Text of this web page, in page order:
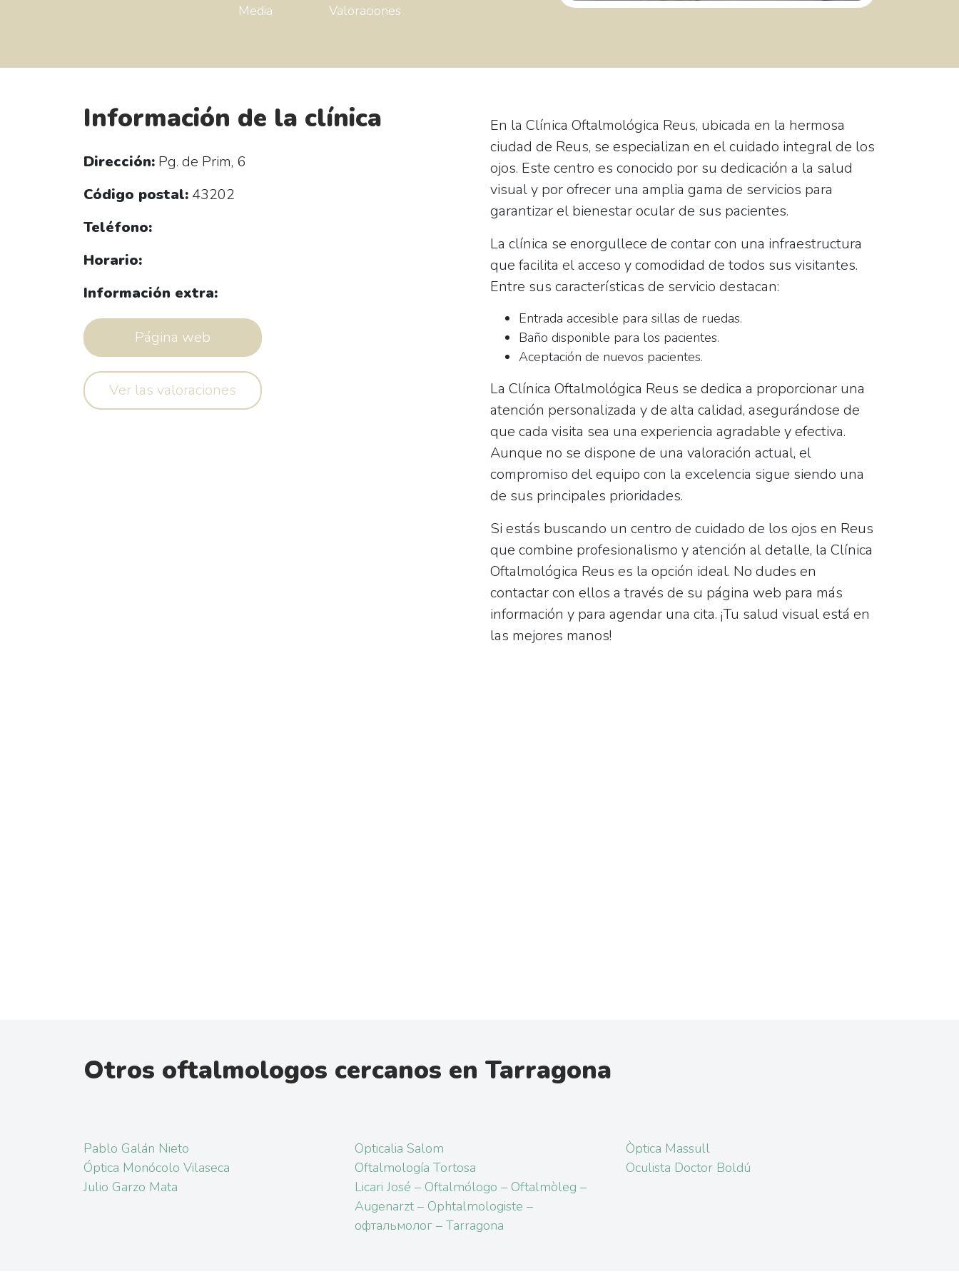
Media
Valoraciones
Información de la clínica
Dirección: Pg. de Prim, 6
Código postal: 43202
Teléfono:
Horario:
Información extra:
Página web
Ver las valoraciones
En la Clínica Oftalmológica Reus, ubicada en la hermosa
ciudad de Reus, se especializan en el cuidado integral de los
ojos. Este centro es conocido por su dedicación a la salud
visual y por ofrecer una amplia gama de servicios para
garantizar el bienestar ocular de sus pacientes.
La clínica se enorgullece de contar con una infraestructura
que facilita el acceso y comodidad de todos sus visitantes.
Entre sus características de servicio destacan:
Entrada accesible para sillas de ruedas.
Baño disponible para los pacientes.
Aceptación de nuevos pacientes.
La Clínica Oftalmológica Reus se dedica a proporcionar una
atención personalizada y de alta calidad, asegurándose de
que cada visita sea una experiencia agradable y efectiva.
Aunque no se dispone de una valoración actual, el
compromiso del equipo con la excelencia sigue siendo una
de sus principales prioridades.
Si estás buscando un centro de cuidado de los ojos en Reus
que combine profesionalismo y atención al detalle, la Clínica
Oftalmológica Reus es la opción ideal. No dudes en
contactar con ellos a través de su página web para más
información y para agendar una cita. ¡Tu salud visual está en
las mejores manos!
Otros oftalmologos cercanos en Tarragona
Pablo Galán Nieto Opticalia Salom
Òptica Massull
Óptica Monócolo Vilaseca
Oftalmología Tortosa
Oculista Doctor Boldú
Julio Garzo Mata
Licari José – Oftalmólogo – Oftalmòleg –
Augenarzt – Ophtalmologiste –
офтальмолог – Tarragona